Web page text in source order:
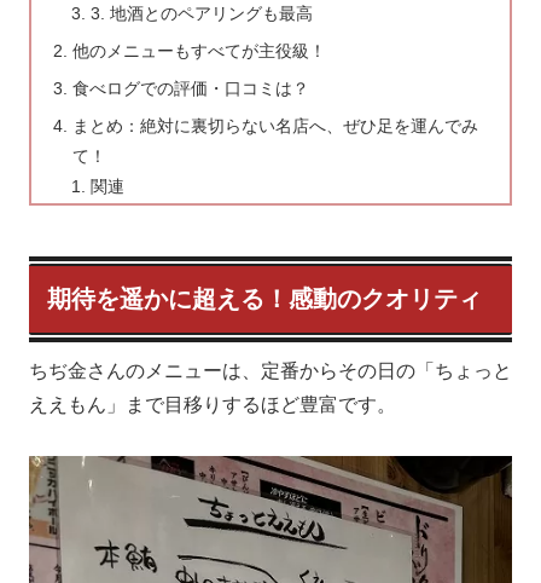
3. 地酒とのペアリングも最高
他のメニューもすべてが主役級！
食べログでの評価・口コミは？
まとめ：絶対に裏切らない名店へ、ぜひ足を運んでみ
て！
関連
期待を遥かに超える！感動のクオリティ
ちぢ金さんのメニューは、定番からその日の「ちょっと
ええもん」まで目移りするほど豊富です。